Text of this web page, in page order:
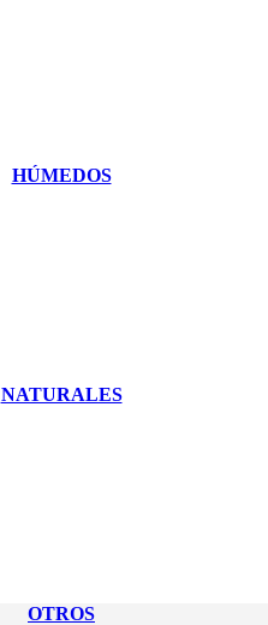
HÚMEDOS
NATURALES
OTROS